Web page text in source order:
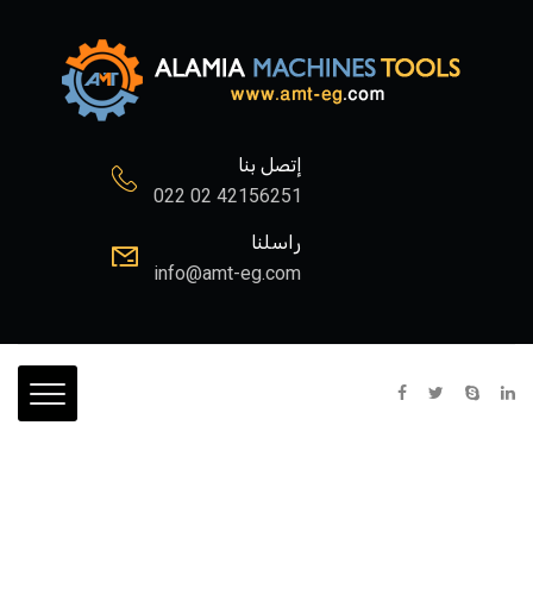
إتصل بنا
022 02 42156251
راسلنا
info@amt-eg.com